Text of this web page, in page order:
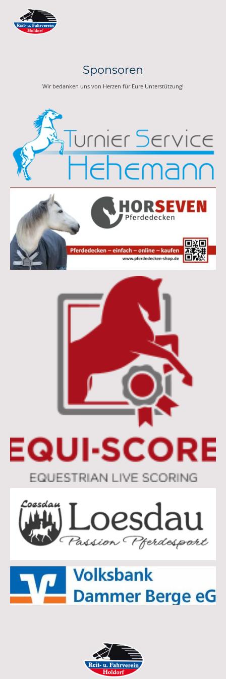
Sponsoren
Wir bedanken uns von Herzen für Eure Unterstützung!